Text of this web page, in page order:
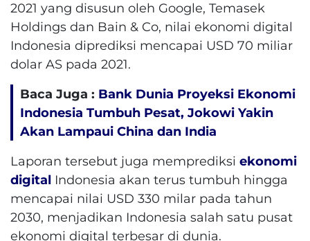
2021 yang disusun oleh Google, Temasek
Holdings dan Bain & Co, nilai ekonomi digital
Indonesia diprediksi mencapai USD 70 miliar
dolar AS pada 2021.
Baca Juga : Bank Dunia Proyeksi Ekonomi
Indonesia Tumbuh Pesat, Jokowi Yakin
Akan Lampaui China dan India
Laporan tersebut juga memprediksi ekonomi
digital Indonesia akan terus tumbuh hingga
mencapai nilai USD 330 milar pada tahun
2030, menjadikan Indonesia salah satu pusat
ekonomi digital terbesar di dunia.